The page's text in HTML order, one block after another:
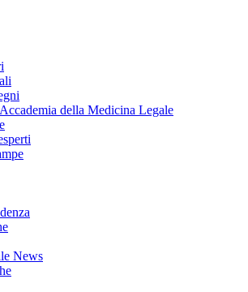
della Medicina Legale
News